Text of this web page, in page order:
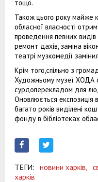
тощо.
Також цього року майже
обласної власності
проведення певних
ремонт дахів, заміна
театрі музкомедії
Крім того,спільно з
Художньому музеї ХОДА
сурдоперекладом для
Оновлюється експозиція
багато років виділені
фонду в бібліотеках
ТЕГИ: новини харків,
харків